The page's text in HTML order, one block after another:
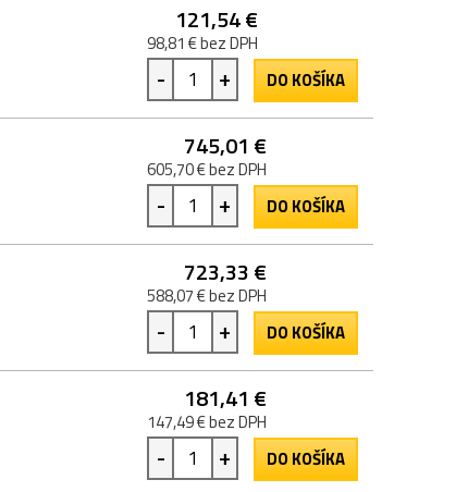
121,54 €
98,81 € bez DPH
- + DO KOŠÍKA
745,01 €
605,70 € bez DPH
- + DO KOŠÍKA
723,33 €
588,07 € bez DPH
- + DO KOŠÍKA
181,41 €
147,49 € bez DPH
- + DO KOŠÍKA